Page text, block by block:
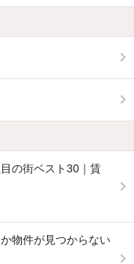
の街ベスト30｜賃
物件が見つからない